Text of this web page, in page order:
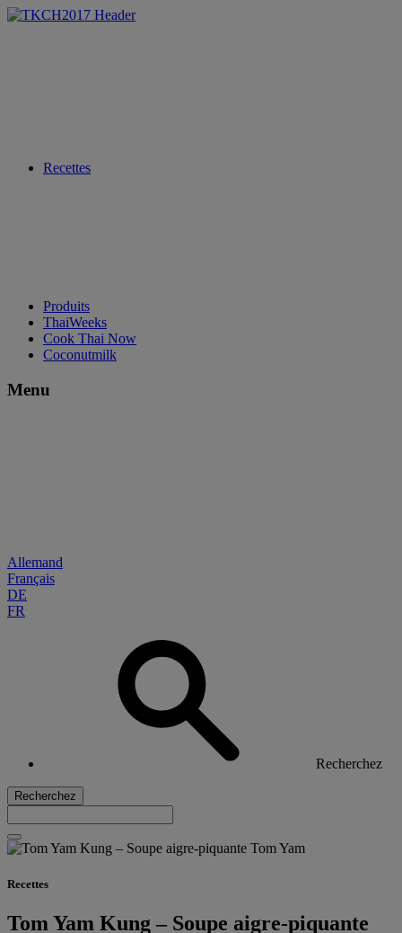
Recettes
Produits
ThaiWeeks
Cook Thai Now
Coconutmilk
Menu
Allemand
Français
DE
FR
Recherchez
Recherchez
Recettes
Tom Yam Kung – Soupe aigre-piquante